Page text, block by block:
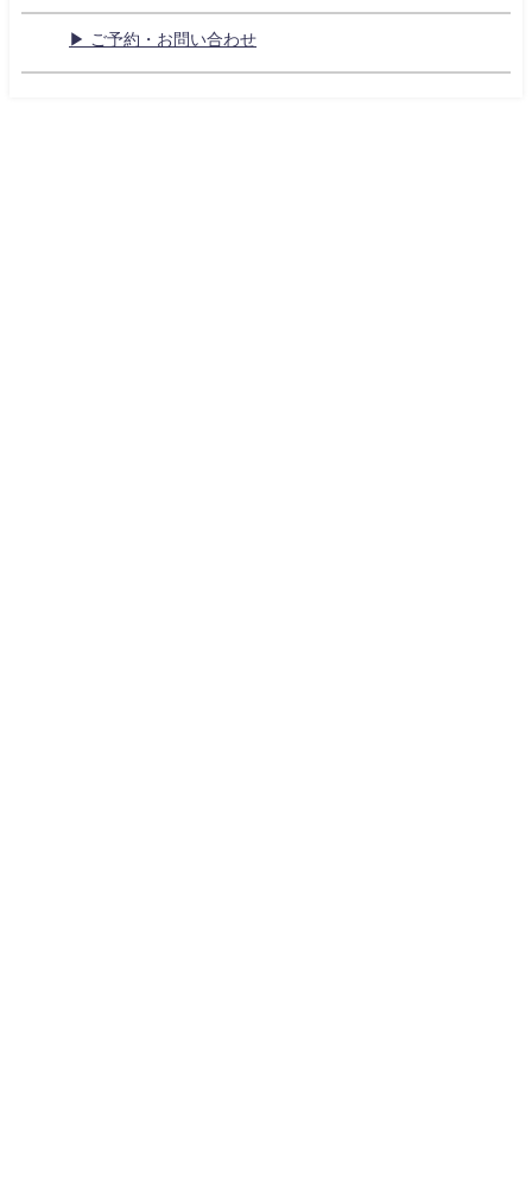
▶ ご予約・お問い合わせ